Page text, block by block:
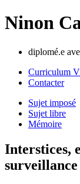
Ninon
diplomé.e
Curriculum
Contacter
Sujet imposé
Sujet libre
Mémoire
Interstices,